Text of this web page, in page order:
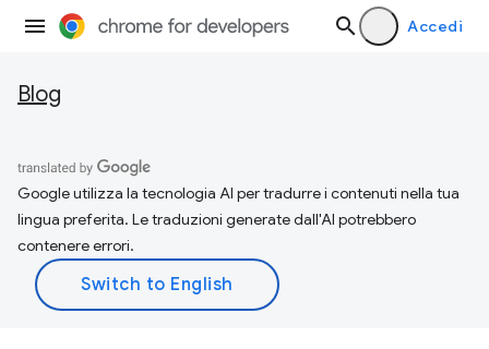
Accedi
Blog
Google utilizza la tecnologia AI per tradurre i contenuti nella tua
lingua preferita. Le traduzioni generate dall'AI potrebbero
contenere errori.